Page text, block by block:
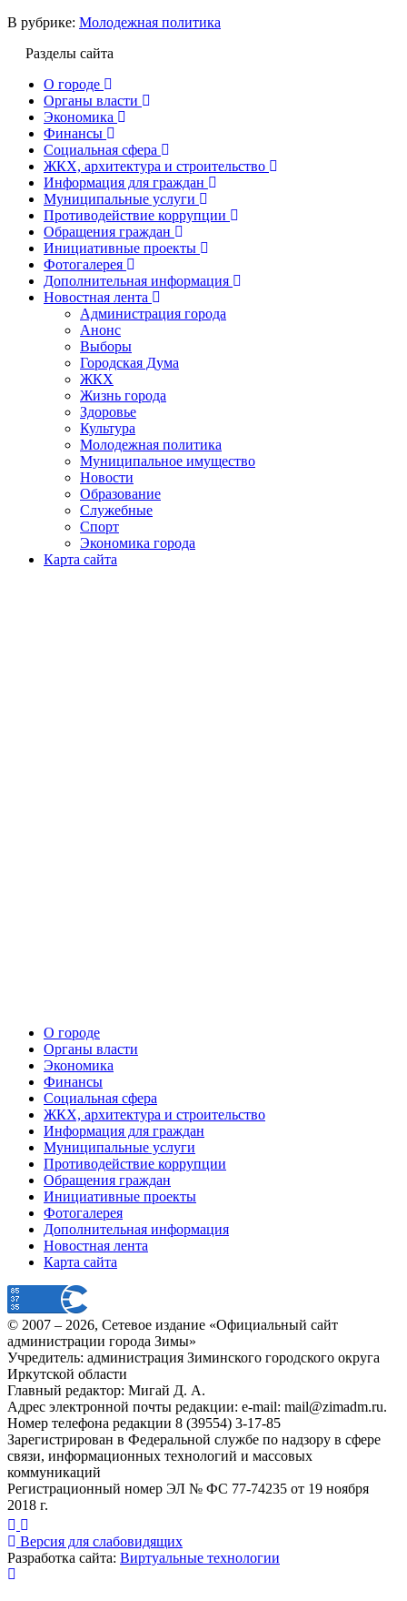
В рубрике: Молодежная политика
Разделы сайта
О городе
Органы власти
Экономика
Финансы
Социальная сфера
ЖКХ, архитектура и строительство
Информация для граждан
Муниципальные услуги
Противодействие коррупции
Обращения граждан
Инициативные проекты
Фотогалерея
Дополнительная информация
Новостная лента
Администрация города
Анонс
Выборы
Городская Дума
ЖКХ
Жизнь города
Здоровье
Культура
Молодежная политика
Муниципальное имущество
Новости
Образование
Служебные
Спорт
Экономика города
Карта сайта
О городе
Органы власти
Экономика
Финансы
Социальная сфера
ЖКХ, архитектура и строительство
Информация для граждан
Муниципальные услуги
Противодействие коррупции
Обращения граждан
Инициативные проекты
Фотогалерея
Дополнительная информация
Новостная лента
Карта сайта
© 2007 – 2026, Сетевое издание «Официальный сайт
администрации города Зимы»
Учредитель: администрация Зиминского городского округа
Иркутской области
Главный редактор: Мигай Д. А.
Адрес электронной почты редакции: e-mail: mail@zimadm.ru.
Номер телефона редакции 8 (39554) 3-17-85
Зарегистрирован в Федеральной службе по надзору в сфере
связи, информационных технологий и массовых
коммуникаций
Регистрационный номер ЭЛ № ФС 77-74235 от 19 ноября
2018 г.
Версия для слабовидящих
Разработка сайта: Виртуальные технологии